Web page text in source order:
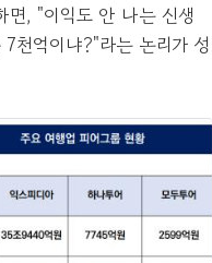
면, "이익도 안 나는 신생
천억이냐?"라는 논리가 성